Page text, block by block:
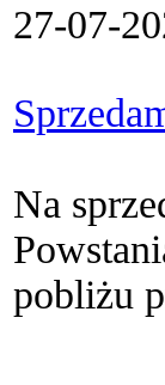
27-07-
Na
pobliżu